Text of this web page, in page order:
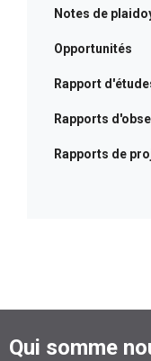
Notes de
Opportunités
Rapport
Rapports
Rapports de
Qui somme